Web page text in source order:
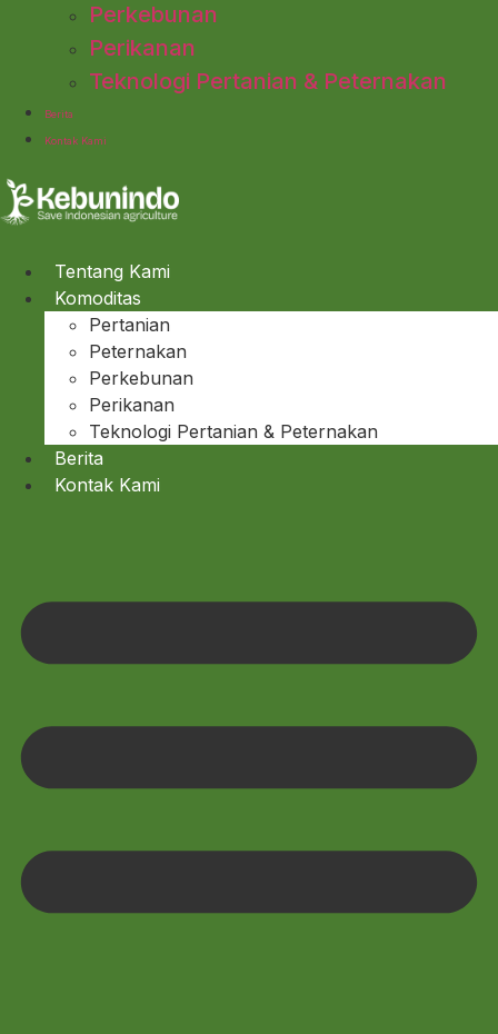
Perkebunan
Perikanan
Teknologi Pertanian & Peternakan
Berita
Kontak Kami
Tentang Kami
Komoditas
Pertanian
Peternakan
Perkebunan
Perikanan
Teknologi Pertanian & Peternakan
Berita
Kontak Kami